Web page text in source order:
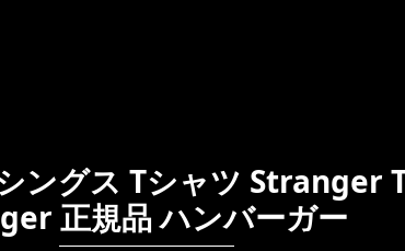
ングス Tシャツ Stranger
正規品 ハンバーガー